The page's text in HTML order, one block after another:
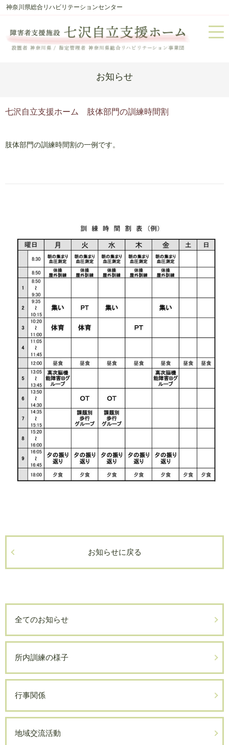
神奈川県総合リハビリテーションセンター
お知らせ
七沢自立支援ホーム 肢体部門の訓練時間割
肢体部門の訓練時間割の一例です。
お知らせに戻る
全てのお知らせ
所内訓練の様子
行事関係
地域交流活動